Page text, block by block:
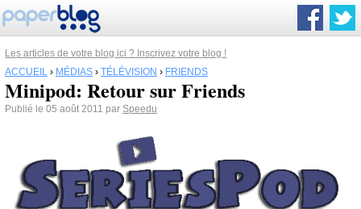
Les articles de votre blog ici ? Inscrivez votre blog !
ACCUEIL › MÉDIAS › TÉLÉVISION › FRIENDS
Minipod: Retour sur Friends
Publié le 05 août 2011 par Speedu